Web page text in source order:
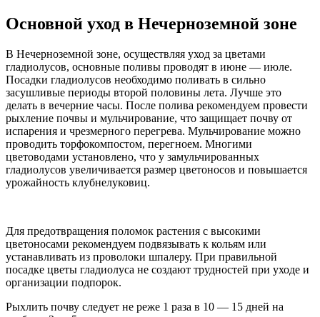
Основной уход в Нечерноземной зоне
В Нечерноземной зоне, осуществляя уход за цветами
гладиолусов, основные поливы проводят в июне — июле.
Посадки гладиолусов необходимо поливать в сильно
засушливые периоды второй половины лета. Лучше это
делать в вечерние часы. После полива рекомендуем провести
рыхление почвы и мульчирование, что защищает почву от
испарения и чрезмерного перегрева. Мульчирование можно
проводить торфокомпостом, перегноем. Многими
цветоводами установлено, что у замульчированных
гладиолусов увеличивается размер цветоносов и повышается
урожайность клубнелуковиц.
Для предотвращения поломок растения с высокими
цветоносами рекомендуем подвязывать к кольям или
устанавливать из проволоки шпалеру. При правильной
посадке цветы гладиолуса не создают трудностей при уходе и
организации подпорок.
Рыхлить почву следует не реже 1 раза в 10 — 15 дней на